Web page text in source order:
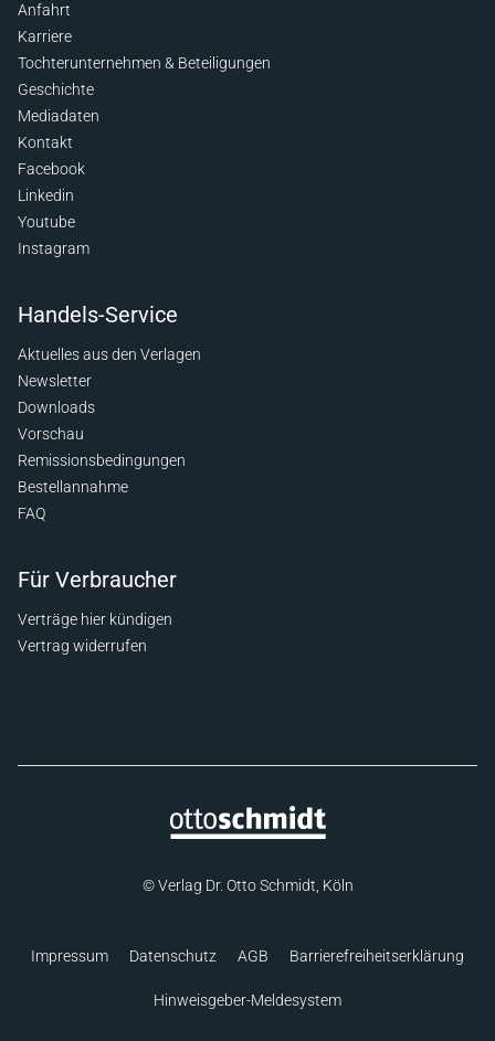
Anfahrt
Karriere
Tochterunternehmen & Beteiligungen
Geschichte
Mediadaten
Kontakt
Facebook
Linkedin
Youtube
Instagram
Handels-Service
Aktuelles aus den Verlagen
Newsletter
Downloads
Vorschau
Remissionsbedingungen
Bestellannahme
FAQ
Für Verbraucher
Verträge hier kündigen
Vertrag widerrufen
© Verlag Dr. Otto Schmidt, Köln
Impressum Datenschutz AGB Barrierefreiheitserklärung
Hinweisgeber-Meldesystem